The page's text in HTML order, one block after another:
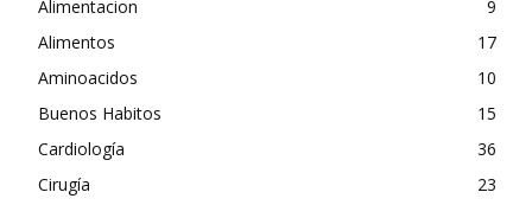
Alimentacion
9
Alimentos
17
Aminoacidos
10
Buenos Habitos
15
Cardiología
36
Cirugía
23